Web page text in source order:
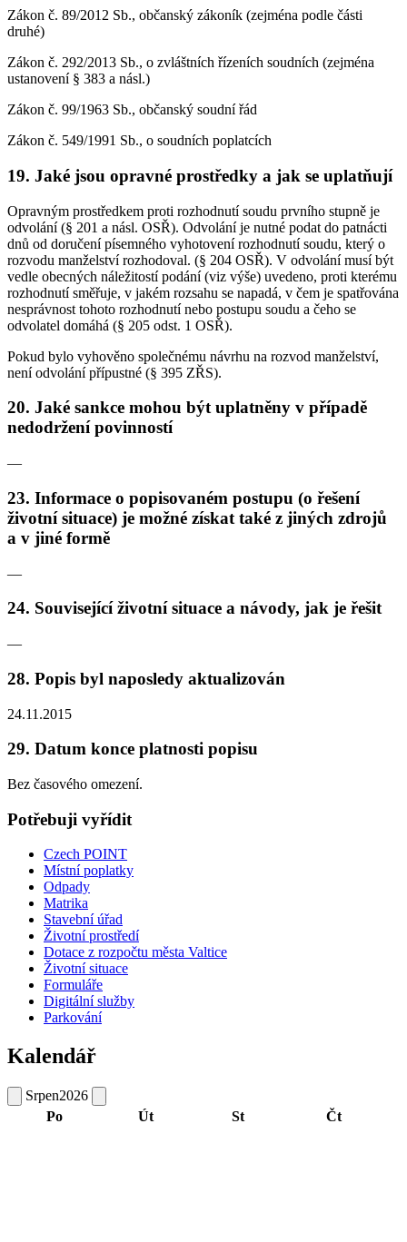
Zákon č. 89/2012 Sb., občanský zákoník (zejména podle části
druhé)
Zákon č. 292/2013 Sb., o zvláštních řízeních soudních (zejména
ustanovení § 383 a násl.)
Zákon č. 99/1963 Sb., občanský soudní řád
Zákon č. 549/1991 Sb., o soudních poplatcích
19. Jaké jsou opravné prostředky a jak se uplatňují
Opravným prostředkem proti rozhodnutí soudu prvního stupně je
odvolání (§ 201 a násl. OSŘ). Odvolání je nutné podat do patnácti
dnů od doručení písemného vyhotovení rozhodnutí soudu, který o
rozvodu manželství rozhodoval. (§ 204 OSŘ). V odvolání musí být
vedle obecných náležitostí podání (viz výše) uvedeno, proti kterému
rozhodnutí směřuje, v jakém rozsahu se napadá, v čem je spatřována
nesprávnost tohoto rozhodnutí nebo postupu soudu a čeho se
odvolatel domáhá (§ 205 odst. 1 OSŘ).
Pokud bylo vyhověno společnému návrhu na rozvod manželství,
není odvolání přípustné (§ 395 ZŘS).
20. Jaké sankce mohou být uplatněny v případě
nedodržení povinností
—
23. Informace o popisovaném postupu (o řešení
životní situace) je možné získat také z jiných zdrojů
a v jiné formě
—
24. Související životní situace a návody, jak je řešit
—
28. Popis byl naposledy aktualizován
24.11.2015
29. Datum konce platnosti popisu
Bez časového omezení.
Potřebuji vyřídit
Czech POINT
Místní poplatky
Odpady
Matrika
Stavební úřad
Životní prostředí
Dotace z rozpočtu města Valtice
Životní situace
Formuláře
Digitální služby
Parkování
Kalendář
Srpen2026
Po
Út St Čt